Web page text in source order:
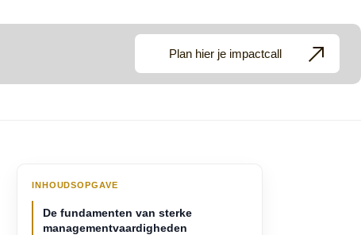
Plan hier je impactcall
INHOUDSOPGAVE
De fundamenten van sterke
managementvaardigheden